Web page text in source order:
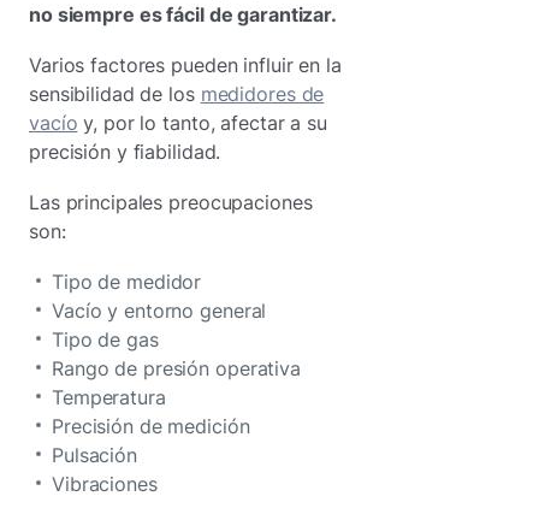
no siempre es fácil de garantizar.
Varios factores pueden influir en la
sensibilidad de los medidores de
vacío y, por lo tanto, afectar a su
precisión y fiabilidad.
Las principales preocupaciones
son:
Tipo de medidor
Vacío y entorno general
Tipo de gas
Rango de presión operativa
Temperatura
Precisión de medición
Pulsación
Vibraciones